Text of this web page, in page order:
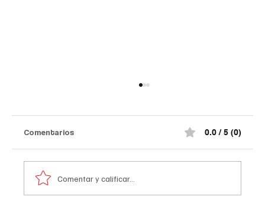
Comentarios 0.0 / 5 (0)
Comentar y calificar...